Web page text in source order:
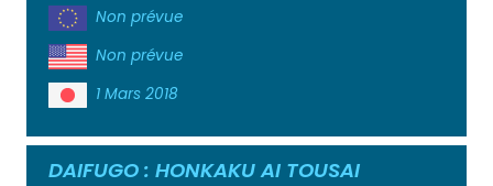
Non prévue
Non prévue
1 Mars 2018
DAIFUGO : HONKAKU AI TOUSAI